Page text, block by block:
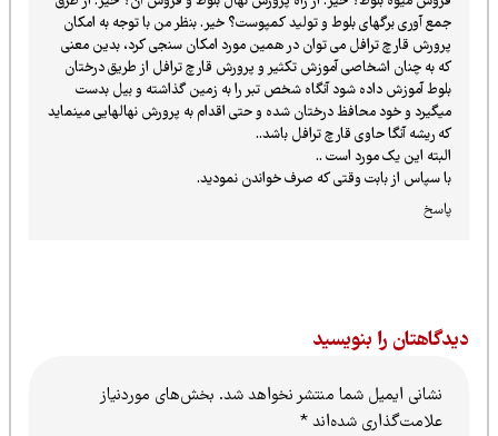
جمع آوری برگهای بلوط و تولید کمپوست؟ خیر. بنظر من با توجه به امکان
پرورش قارچ ترافل می توان در همین مورد امکان سنجی کرد، بدین معنی
که به چنان اشخاصی آموزش تکثیر و پرورش قارچ ترافل از طریق درختان
بلوط آموزش داده شود آنگاه شخص تبر را به زمین گذاشته و بیل بدست
میگیرد و خود محافظ درختان شده و حتی اقدام به پرورش نهالهایی مینماید
که ریشه آنگا حاوی قارچ ترافل باشد..
البته این یک مورد است ..
با سپاس از بابت وقتی که صرف خواندن نمودید.
را بنویسید
نشانی ایمیل شما منتشر نخواهد شد.بخش‌های موردنیاز
علامت‌گذاری شده‌اند*